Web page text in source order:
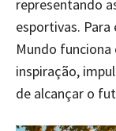
representando
esportivas. Para
Mundo
inspiração,
de alcançar o